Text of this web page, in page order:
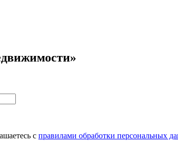
с правилами обработки персональных